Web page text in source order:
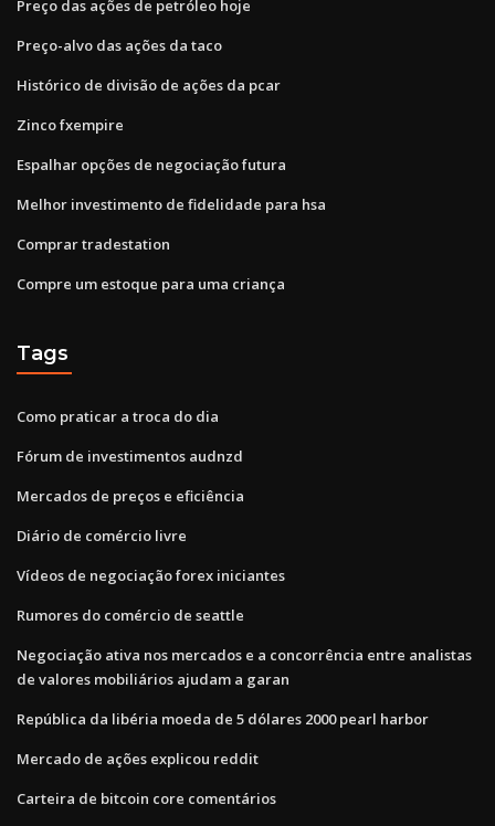
Preço das ações de petróleo hoje
Preço-alvo das ações da taco
Histórico de divisão de ações da pcar
Zinco fxempire
Espalhar opções de negociação futura
Melhor investimento de fidelidade para hsa
Comprar tradestation
Compre um estoque para uma criança
Tags
Como praticar a troca do dia
Fórum de investimentos audnzd
Mercados de preços e eficiência
Diário de comércio livre
Vídeos de negociação forex iniciantes
Rumores do comércio de seattle
Negociação ativa nos mercados e a concorrência entre analistas
de valores mobiliários ajudam a garan
República da libéria moeda de 5 dólares 2000 pearl harbor
Mercado de ações explicou reddit
Carteira de bitcoin core comentários